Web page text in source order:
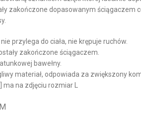
zakończone dopasowanym ściągaczem
przylega do ciała, nie krępuje ruchów.
zakończone ściągaczem.
bawełny.
materiał, odpowiada za zwiększony
na zdjęciu rozmiar L
M